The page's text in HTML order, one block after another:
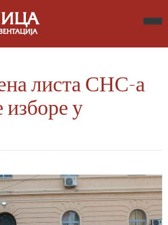
листа СНС-а
изборе у